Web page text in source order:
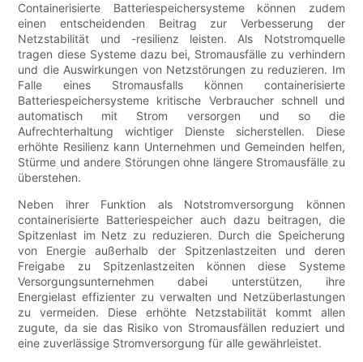
Containerisierte Batteriespeichersysteme können zudem
einen entscheidenden Beitrag zur Verbesserung der
Netzstabilität und -resilienz leisten. Als Notstromquelle
tragen diese Systeme dazu bei, Stromausfälle zu verhindern
und die Auswirkungen von Netzstörungen zu reduzieren. Im
Falle eines Stromausfalls können containerisierte
Batteriespeichersysteme kritische Verbraucher schnell und
automatisch mit Strom versorgen und so die
Aufrechterhaltung wichtiger Dienste sicherstellen. Diese
erhöhte Resilienz kann Unternehmen und Gemeinden helfen,
Stürme und andere Störungen ohne längere Stromausfälle zu
überstehen.
Neben ihrer Funktion als Notstromversorgung können
containerisierte Batteriespeicher auch dazu beitragen, die
Spitzenlast im Netz zu reduzieren. Durch die Speicherung
von Energie außerhalb der Spitzenlastzeiten und deren
Freigabe zu Spitzenlastzeiten können diese Systeme
Versorgungsunternehmen dabei unterstützen, ihre
Energielast effizienter zu verwalten und Netzüberlastungen
zu vermeiden. Diese erhöhte Netzstabilität kommt allen
zugute, da sie das Risiko von Stromausfällen reduziert und
eine zuverlässige Stromversorgung für alle gewährleistet.